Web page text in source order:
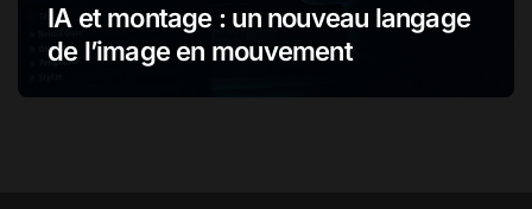
IA et montage : un nouveau langage
de l’image en mouvement